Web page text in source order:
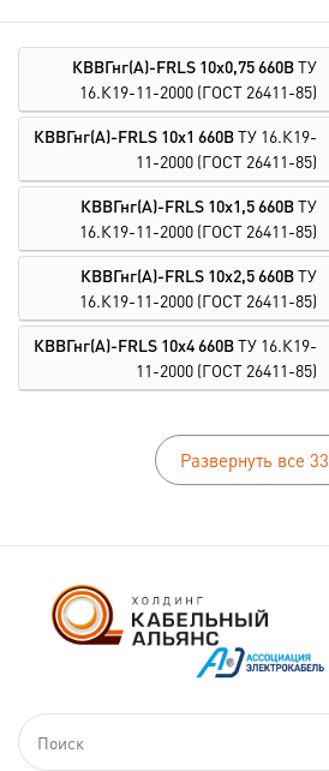
КВВГнг(А)-FRLS 10х0,75 660ВТУ
16.К19-11-2000 (ГОСТ 26411-85)
КВВГнг(А)-FRLS 10х1 660ВТУ 16.К19-
11-2000 (ГОСТ 26411-85)
КВВГнг(А)-FRLS 10х1,5 660ВТУ
16.К19-11-2000 (ГОСТ 26411-85)
КВВГнг(А)-FRLS 10х2,5 660ВТУ
16.К19-11-2000 (ГОСТ 26411-85)
КВВГнг(А)-FRLS 10х4 660ВТУ 16.К19-
11-2000 (ГОСТ 26411-85)
Развернуть все 33